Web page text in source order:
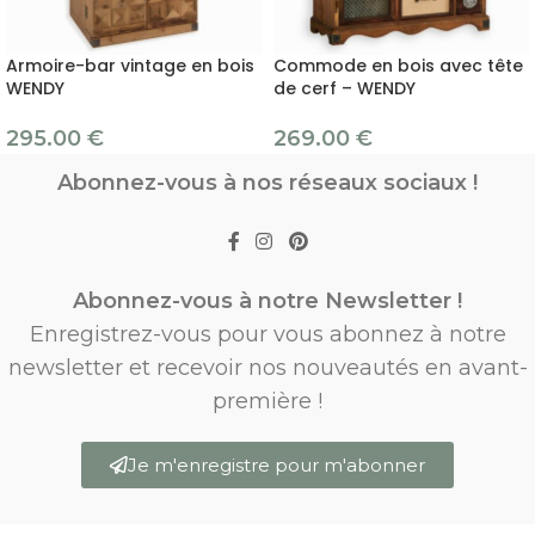
Armoire-bar vintage en bois
WENDY
295.00 €
Commode en bois avec tête
de cerf – WENDY
269.00 €
Abonnez-vous à nos réseaux sociaux !
Abonnez-vous à notre Newsletter !
Enregistrez-vous pour vous abonnez à notre
newsletter et recevoir nos nouveautés en avant-
première !
Je m'enregistre pour m'abonner